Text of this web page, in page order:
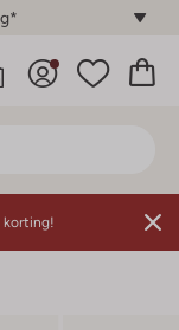
korting!